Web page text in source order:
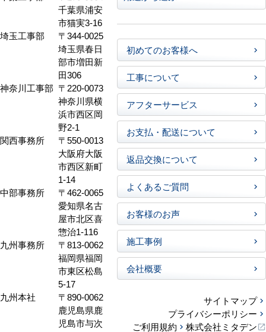
千葉県浦安
市猫実3-16
埼玉工事部
〒344-0025
埼玉県春日
部市増田新
田306
神奈川工事部 〒220-0073
神奈川県横
浜市西区岡
野2-1
関西事務所
〒550-0013
大阪府大阪
市西区新町
1-14
中部事務所
〒462-0065
愛知県名古
屋市北区喜
惣治1-116
九州事務所
〒813-0062
福岡県福岡
市東区松島
5-17
九州本社
〒890-0062
鹿児島県鹿
児島市与次
初めてのお客様へ
工事について
アフターサービス
お支払・配送について
返品交換について
よくあるご質問
お客様のお声
施工事例
会社概要
サイトマップ
プライバシーポリシー
ご利用規約
株式会社ミタデン